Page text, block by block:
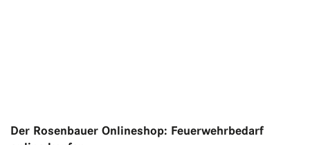
Der Rosenbauer Onlineshop: Feuerwehrbedarf